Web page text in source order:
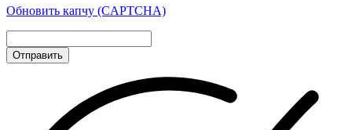
Обновить капчу (CAPTCHA)
Отправить